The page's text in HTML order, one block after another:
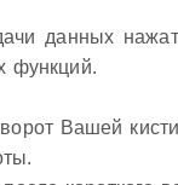
данных
функций.
Вашей